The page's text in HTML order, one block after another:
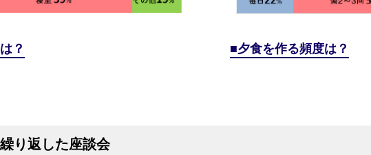
？ 夕食を作る頻度は？
り返した座談会